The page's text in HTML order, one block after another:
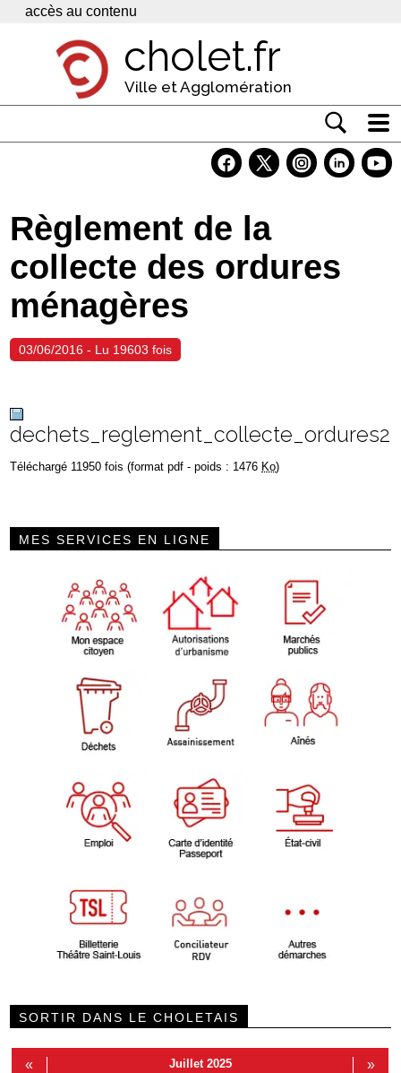
Panneau de gestion des cookies
accès au contenu
cholet.fr
Ville et Agglomération
Economie
Services
Contacts
Règlement de la
collecte des ordures
ménagères
03/06/2016 - Lu 19603 fois
dechets_reglement_collecte_ordures2
Téléchargé 11950 fois (format pdf - poids : 1476 Ko)
MES SERVICES EN LIGNE
SORTIR DANS LE CHOLETAIS
« Juillet 2025 »